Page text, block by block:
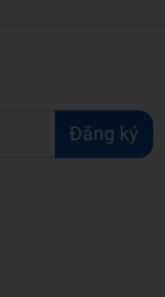
Đăng ký